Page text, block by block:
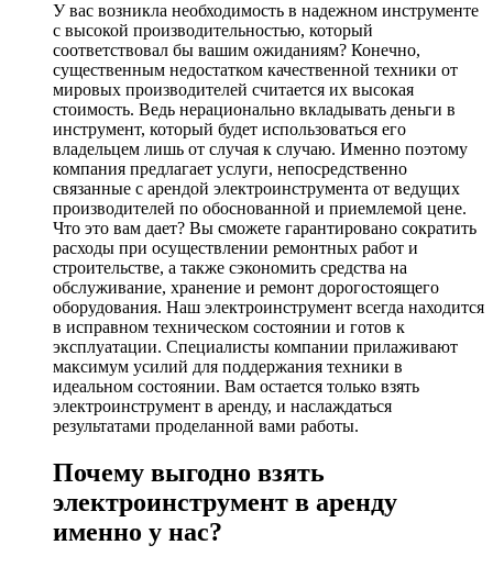
У вас возникла необходимость в надежном инструменте
с высокой производительностью, который
соответствовал бы вашим ожиданиям? Конечно,
существенным недостатком качественной техники от
мировых производителей считается их высокая
стоимость. Ведь нерационально вкладывать деньги в
инструмент, который будет использоваться его
владельцем лишь от случая к случаю. Именно поэтому
компания предлагает услуги, непосредственно
связанные с арендой электроинструмента от ведущих
производителей по обоснованной и приемлемой цене.
Что это вам дает? Вы сможете гарантировано сократить
расходы при осуществлении ремонтных работ и
строительстве, а также сэкономить средства на
обслуживание, хранение и ремонт дорогостоящего
оборудования. Наш электроинструмент всегда находится
в исправном техническом состоянии и готов к
эксплуатации. Специалисты компании прилаживают
максимум усилий для поддержания техники в
идеальном состоянии. Вам остается только взять
электроинструмент в аренду, и наслаждаться
результатами проделанной вами работы.
Почему выгодно взять
электроинструмент в аренду
именно у нас?